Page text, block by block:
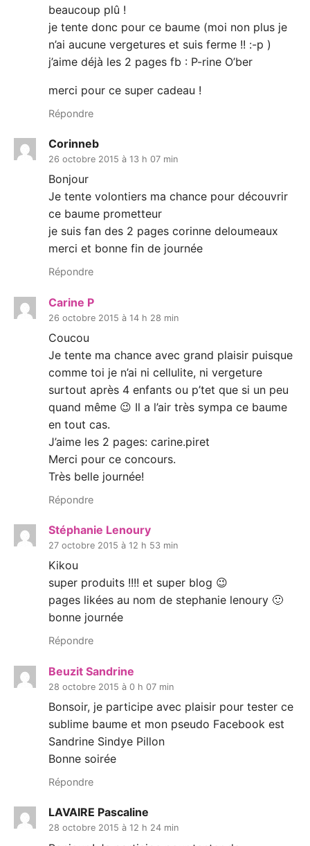
beaucoup plû !
je tente donc pour ce baume (moi non plus je
n’ai aucune vergetures et suis ferme !! :-p )
j’aime déjà les 2 pages fb : P-rine O’ber
merci pour ce super cadeau !
Répondre
Corinneb
26 octobre 2015 à 13 h 07 min
Bonjour
Je tente volontiers ma chance pour découvrir
ce baume prometteur
je suis fan des 2 pages corinne deloumeaux
merci et bonne fin de journée
Répondre
Carine P
26 octobre 2015 à 14 h 28 min
Coucou
Je tente ma chance avec grand plaisir puisque
comme toi je n’ai ni cellulite, ni vergeture
surtout après 4 enfants ou p’tet que si un peu
quand même 😉 Il a l’air très sympa ce baume
en tout cas.
J’aime les 2 pages: carine.piret
Merci pour ce concours.
Très belle journée!
Répondre
Stéphanie Lenoury
27 octobre 2015 à 12 h 53 min
Kikou
super produits !!!! et super blog 😉
pages likées au nom de stephanie lenoury 🙂
bonne journée
Répondre
Beuzit Sandrine
28 octobre 2015 à 0 h 07 min
Bonsoir, je participe avec plaisir pour tester ce
sublime baume et mon pseudo Facebook est
Sandrine Sindye Pillon
Bonne soirée
Répondre
LAVAIRE Pascaline
28 octobre 2015 à 12 h 24 min